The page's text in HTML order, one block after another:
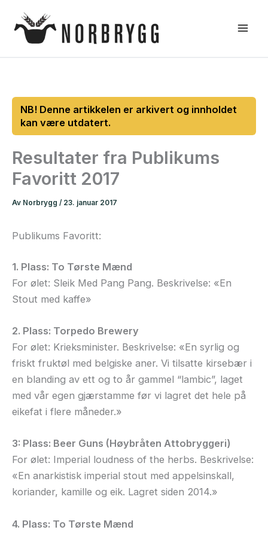
rett
Resultater fra Publikums
Favoritt 2017
Av Norbrygg / 23. januar 2017
Publikums Favoritt:
1. Plass: To Tørste Mænd
For ølet: Sleik Med Pang Pang. Beskrivelse: «En
Stout med kaffe»
2. Plass: Torpedo Brewery
For ølet: Krieksminister. Beskrivelse: «En syrlig og
friskt fruktøl med belgiske aner. Vi tilsatte kirsebær i
en blanding av ett og to år gammel “lambic”, laget
med vår egen gjærstamme før vi lagret det hele på
eikefat i flere måneder.»
3: Plass: Beer Guns (Høybråten Attobryggeri)
For ølet: Imperial loudness of the herbs. Beskrivelse:
«En anarkistisk imperial stout med appelsinskall,
koriander, kamille og eik. Lagret siden 2014.»
4. Plass: To Tørste Mænd